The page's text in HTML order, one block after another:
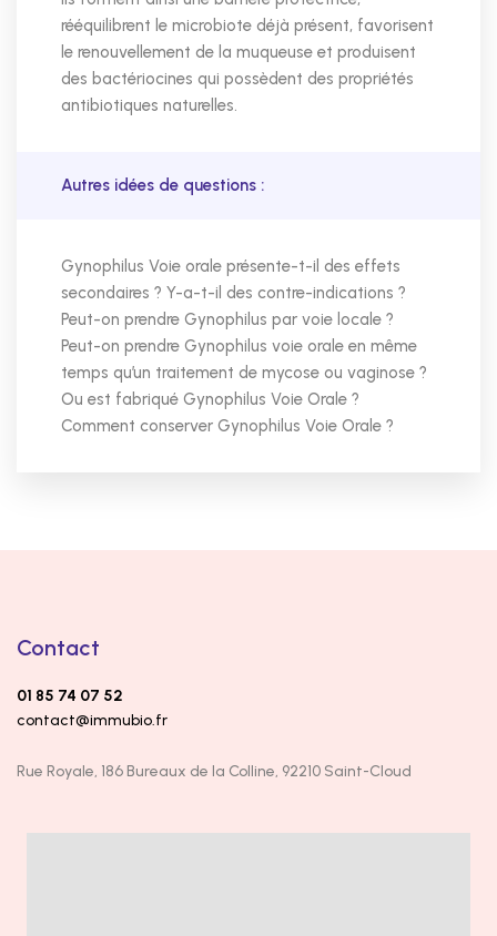
rééquilibrent le microbiote déjà présent, favorisent
le renouvellement de la muqueuse et produisent
des bactériocines qui possèdent des propriétés
antibiotiques naturelles.
Autres idées de questions :
Gynophilus Voie orale présente-t-il des effets
secondaires ? Y-a-t-il des contre-indications ?
Peut-on prendre Gynophilus par voie locale ?
Peut-on prendre Gynophilus voie orale en même
temps qu’un traitement de mycose ou vaginose ?
Ou est fabriqué Gynophilus Voie Orale ?
Comment conserver Gynophilus Voie Orale ?
Contact
01 85 74 07 52
contact@immubio.fr
Rue Royale, 186 Bureaux de la Colline, 92210 Saint-Cloud